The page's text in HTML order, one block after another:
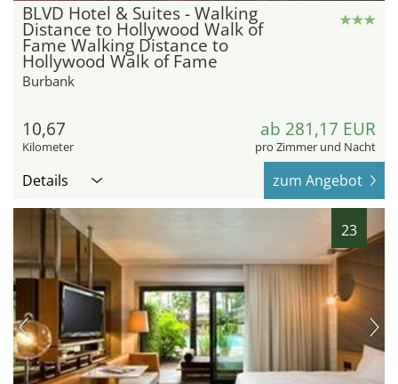
BLVD Hotel & Suites - Walking
Distance to Hollywood Walk of
Fame Walking Distance to
Hollywood Walk of Fame
Burbank
10,67
Kilometer
ab 281,17 EUR
pro Zimmer und Nacht
Details zum Angebot
23